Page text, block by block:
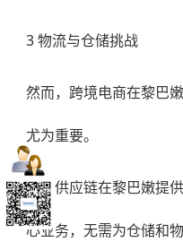
3 物流与仓储挑战
然而，跨境电商在黎巴
尤为重要。
韬博供应链在黎巴嫩提
心业务，无需为仓储和